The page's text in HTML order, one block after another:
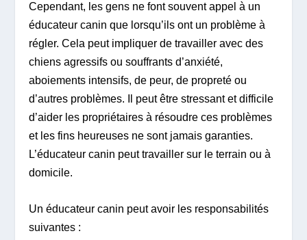
Cependant, les gens ne font souvent appel à un
éducateur canin que lorsqu’ils ont un problème à
régler. Cela peut impliquer de travailler avec des
chiens agressifs ou souffrants d’anxiété,
aboiements intensifs, de peur, de propreté ou
d’autres problèmes. Il peut être stressant et difficile
d’aider les propriétaires à résoudre ces problèmes
et les fins heureuses ne sont jamais garanties.
L’éducateur canin peut travailler sur le terrain ou à
domicile.
Un éducateur canin peut avoir les responsabilités
suivantes :